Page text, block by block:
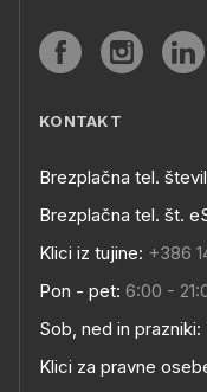
KONTAKT
Brezplačna tel.
Brezplačna tel. št.
Klici iz tujine: +386
Pon - pet: 6:00 -
Sob, ned in prazniki:
Klici za pravne